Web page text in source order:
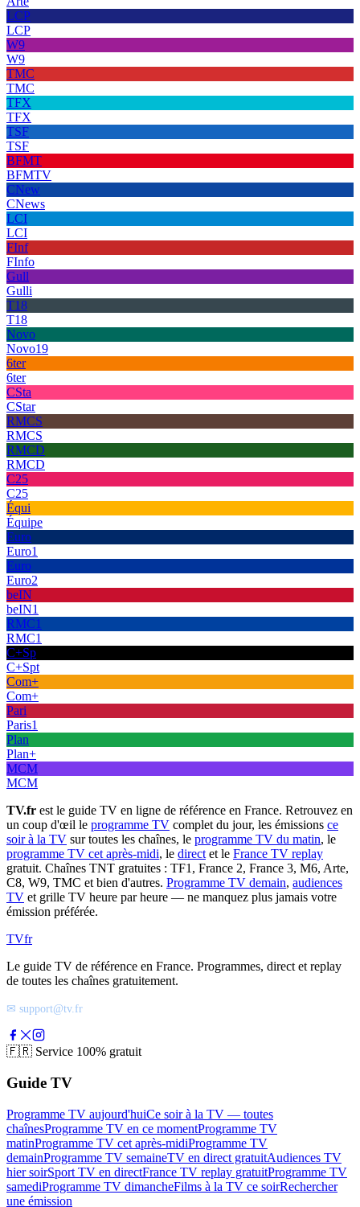
LCP
LCP
W9
W9
TMC
TMC
TFX
TFX
TSF
TSF
BFMT
BFMTV
CNew
CNews
LCI
LCI
FInf
FInfo
Gull
Gulli
T18
T18
Novo
Novo19
6ter
6ter
CSta
CStar
RMCS
RMCS
RMCD
RMCD
C25
C25
Équi
Équipe
Euro
Euro1
Euro
Euro2
beIN
beIN1
RMC1
RMC1
C+Sp
C+Spt
Com+
Com+
Pari
Paris1
Plan
Plan+
MCM
MCM
TV.fr est le guide TV en ligne de référence en France. Retrouvez en
un coup d'œil le programme TV complet du jour, les émissions ce
soir à la TV sur toutes les chaînes, le programme TV du matin, le
programme TV cet après-midi, le direct et le France TV replay
gratuit. Chaînes TNT gratuites : TF1, France 2, France 3, M6, Arte,
C8, W9, TMC et bien d'autres. Programme TV demain, audiences
TV et grille TV heure par heure — ne manquez plus jamais votre
émission préférée.
TVfr
Le guide TV de référence en France. Programmes, direct et replay
de toutes les chaînes gratuitement.
✉ support@tv.fr
🇫🇷 Service 100% gratuit
Guide TV
Programme TV aujourd'huiCe soir à la TV — toutes
chaînesProgramme TV en ce momentProgramme TV
matinProgramme TV cet après-midiProgramme TV
demainProgramme TV semaineTV en direct gratuitAudiences TV
hier soirSport TV en directFrance TV replay gratuitProgramme TV
samediProgramme TV dimancheFilms à la TV ce soirRechercher
une émission